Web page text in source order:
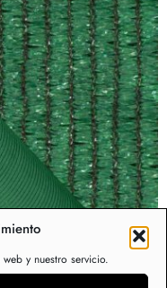
y nuestro servicio.